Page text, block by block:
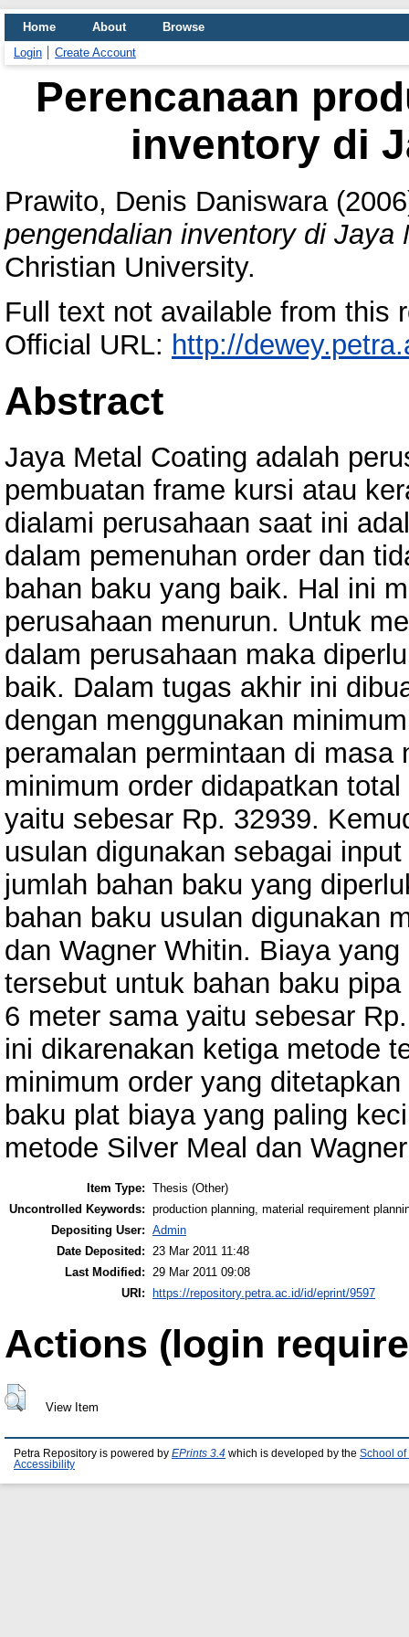
Home About
Browse
Login
Create Account
Perencanaan
inventory di
Prawito, Denis Daniswara
pengendalian inventory di Jaya
Christian University.
Full text not available from this
Official URL: http://
Abstract
Jaya Metal Coating adalah
pembuatan frame kursi atau
dialami perusahaan saat ini
dalam pemenuhan order dan
bahan baku yang baik. Hal ini
perusahaan menurun. Untuk
dalam perusahaan maka
baik. Dalam tugas akhir ini
dengan menggunakan
peramalan permintaan di
minimum order didapatkan
yaitu sebesar Rp. 32939.
usulan digunakan sebagai
jumlah bahan baku yang
bahan baku usulan digunakan
dan Wagner Whitin. Biaya
tersebut untuk bahan baku
6 meter sama yaitu sebesar
ini dikarenakan ketiga metode
minimum order yang
baku plat biaya yang paling
metode Silver Meal dan
Item Type: Thesis (Other)
Uncontrolled Keywords: production planning, material requirement
Depositing User: Admin
Date Deposited:
23 Mar 2011 11:48
Last Modified:
29 Mar 2011 09:08
URI: https://repository.petra.ac.id/id/eprint/9597
Actions (login
View Item
Petra Repository is powered by EPrints 3.4 which is developed by the School of
Accessibility